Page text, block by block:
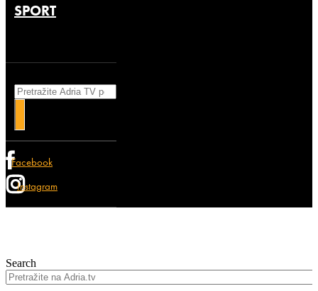
SPORT
Facebook
Instagram
Search